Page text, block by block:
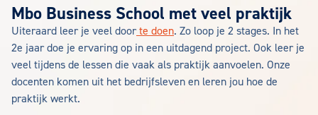
Mbo Business School met veel praktijk
Uiteraard leer je veel door te doen. Zo loop je 2 stages. In het
2e jaar doe je ervaring op in een uitdagend project. Ook leer je
veel tijdens de lessen die vaak als praktijk aanvoelen. Onze
docenten komen uit het bedrijfsleven en leren jou hoe de
praktijk werkt.